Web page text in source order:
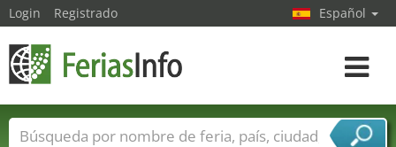
Login Registrado Español
toggle